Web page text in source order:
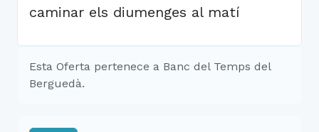
caminar els diumenges al matí
Esta Oferta pertenece a Banc del Temps del
Berguedà.